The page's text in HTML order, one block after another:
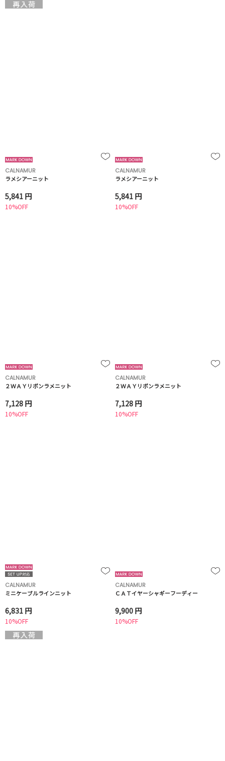
CALNAMUR
ラメシアーニット
5,841 円
10%OFF
CALNAMUR
ラメシアーニット
5,841 円
10%OFF
CALNAMUR
２ＷＡＹリボンラメニット
7,128 円
10%OFF
CALNAMUR
２ＷＡＹリボンラメニット
7,128 円
10%OFF
CALNAMUR
ミニケーブルラインニット
6,831 円
10%OFF
CALNAMUR
ＣＡＴイヤーシャギーフーディー
9,900 円
10%OFF